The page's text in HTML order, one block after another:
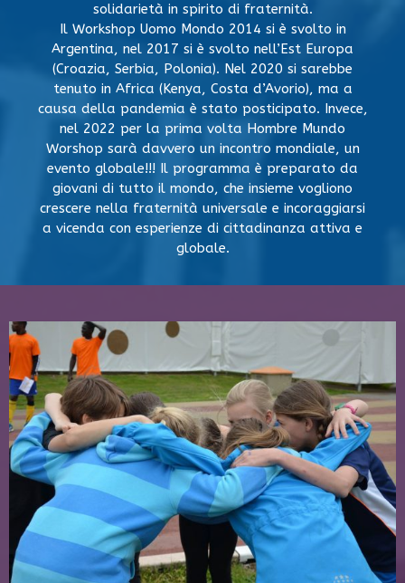
solidarietà in spirito di fraternità.
Il Workshop Uomo Mondo 2014 si è svolto in
Argentina, nel 2017 si è svolto nell’Est Europa
(Croazia, Serbia, Polonia). Nel 2020 si sarebbe
tenuto in Africa (Kenya, Costa d’Avorio), ma a
causa della pandemia è stato posticipato. Invece,
nel 2022 per la prima volta Hombre Mundo
Worshop sarà davvero un incontro mondiale, un
evento globale!!! Il programma è preparato da
giovani di tutto il mondo, che insieme vogliono
crescere nella fraternità universale e incoraggiarsi
a vicenda con esperienze di cittadinanza attiva e
globale.